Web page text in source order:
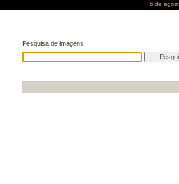
6 de
Pesquisa de imagens